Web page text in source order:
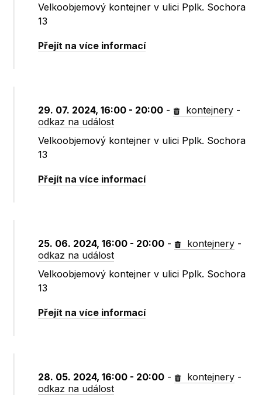
Velkoobjemový kontejner v ulici Pplk. Sochora
13
Přejít na více informací
29. 07. 2024, 16:00 - 20:00 - kontejnery -
odkaz na událost
Velkoobjemový kontejner v ulici Pplk. Sochora
13
Přejít na více informací
25. 06. 2024, 16:00 - 20:00 - kontejnery -
odkaz na událost
Velkoobjemový kontejner v ulici Pplk. Sochora
13
Přejít na více informací
28. 05. 2024, 16:00 - 20:00 - kontejnery -
odkaz na událost